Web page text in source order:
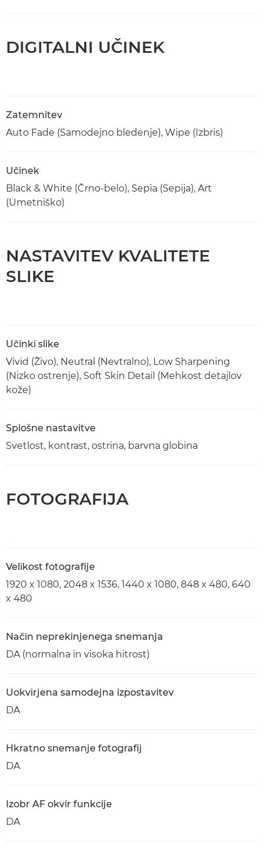
DIGITALNI UČINEK
Zatemnitev
Auto Fade (Samodejno bledenje), Wipe (Izbris)
Učinek
Black & White (Črno-belo), Sepia (Sepija), Art
(Umetniško)
NASTAVITEV KVALITETE
SLIKE
Učinki slike
Vivid (Živo), Neutral (Nevtralno), Low Sharpening
(Nizko ostrenje), Soft Skin Detail (Mehkost detajlov
kože)
Splošne nastavitve
Svetlost, kontrast, ostrina, barvna globina
FOTOGRAFIJA
Velikost fotografije
1920 x 1080, 2048 x 1536, 1440 x 1080, 848 x 480, 640
x 480
Način neprekinjenega snemanja
DA (normalna in visoka hitrost)
Uokvirjena samodejna izpostavitev
DA
Hkratno snemanje fotografij
DA
Izobr AF okvir funkcije
DA